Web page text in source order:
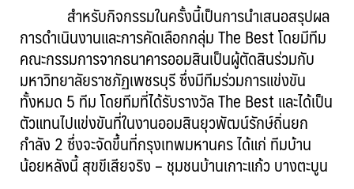
สำหรับกิจกรรมในครั้งนี้เป็นการนำเสนอสรุปผล
การดำเนินงานและการคัดเลือกกลุ่ม The Best โดยมีทีม
คณะกรรมการจากธนาคารออมสินเป็นผู้ตัดสินร่วมกับ
มหาวิทยาลัยราชภัฏเพชรบุรี ซึ่งมีทีมร่วมการแข่งขัน
ทั้งหมด 5 ทีม โดยทีมที่ได้รับรางวัล The Best และได้เป็น
ตัวแทนไปแข่งขันที่ในงานออมสินยุวพัฒน์รักษ์ถิ่นยก
กำลัง 2 ซึ่งจะจัดขึ้นที่กรุงเทพมหานคร ได้แก่ ทีมบ้าน
น้อยหลังนี้ สุขขีเสียจริง – ชุมชนบ้านเกาะแก้ว บางตะบูน